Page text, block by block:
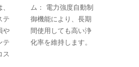
テ
や
テ
ス
ム： 電力強度自動制
御機能により、長期
間使用しても高い浄
化率を維持します。